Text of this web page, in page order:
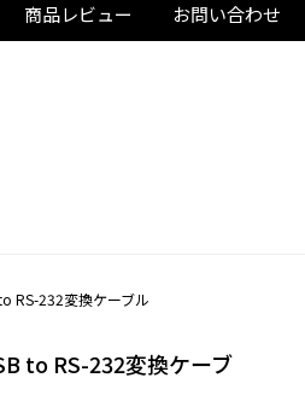
商品レビュー お問い合わせ
RS-232変換ケーブル
to RS-232変換ケーブ